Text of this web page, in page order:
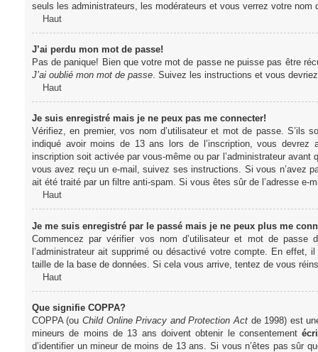
seuls les administrateurs, les modérateurs et vous verrez votre
Haut
J’ai perdu mon mot de passe!
Pas de panique! Bien que votre mot de passe ne puisse pas être
J’ai oublié mon mot de passe. Suivez les instructions et vous
Haut
Je suis enregistré mais je ne peux pas me connecter!
Vérifiez, en premier, vos nom d’utilisateur et mot de passe.
indiqué avoir moins de 13 ans lors de l’inscription, vous
inscription soit activée par vous-même ou par l’administrateur
vous avez reçu un e-mail, suivez ses instructions. Si vous n’avez
ait été traité par un filtre anti-spam. Si vous êtes sûr de l’adresse e-
Haut
Je me suis enregistré par le passé mais je ne peux plus me
Commencez par vérifier vos nom d’utilisateur et mot de
l’administrateur ait supprimé ou désactivé votre compte. En effet,
taille de la base de données. Si cela vous arrive, tentez de vous
Haut
Que signifie COPPA?
COPPA (ouChild Online Privacy and Protection Act de 1998) est
mineurs de moins de 13 ans doivent obtenir le consentement
d’identifier un mineur de moins de 13 ans. Si vous n’êtes pas sûr